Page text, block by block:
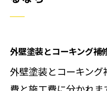
外壁塗装とコーキング補
外壁塗装とコーキン